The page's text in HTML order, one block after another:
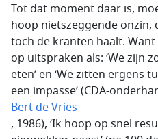
Tot dat moment daar is,
hoop nietszeggende onzin,
toch de kranten haalt.
op uitspraken als: ‘We zijn
eten’ en ‘We zitten ergens
een impasse’ (CDA-
Bert de Vries
, 1986), ‘Ik hoop op snel